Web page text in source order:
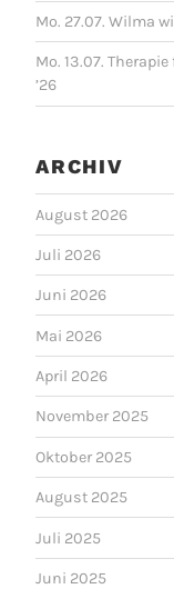
Mo. 27.07. Wilma
Mo. 13.07.
’26
ARCHIV
August 2026
Juli 2026
Juni 2026
Mai 2026
April 2026
November 2025
Oktober 2025
August 2025
Juli 2025
Juni 2025